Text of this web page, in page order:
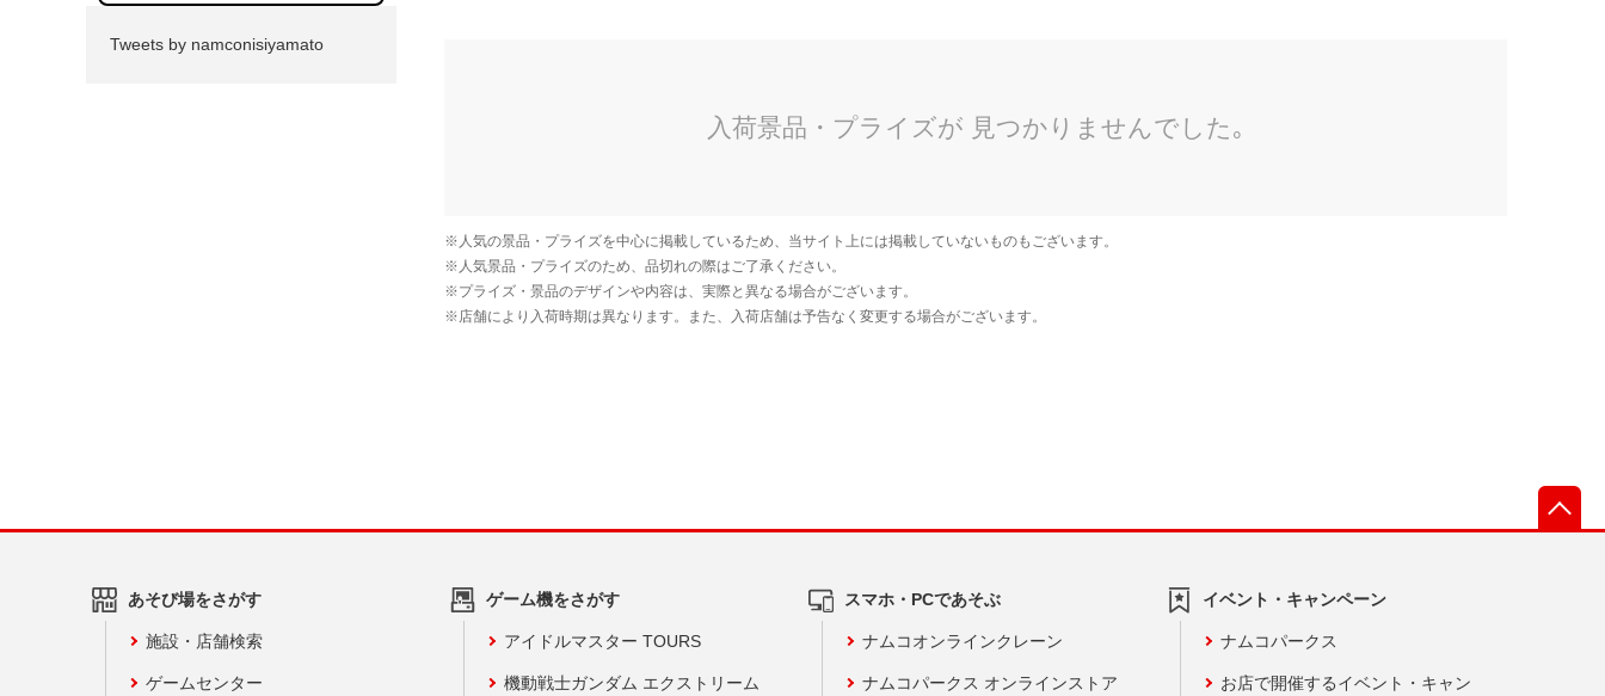
Tweets by namconisiyamato
あそび場をさがす
施設・店舗検索
ゲームセンター
ゲーム機をさがす
アイドルマスター TOURS
機動戦士ガンダム エクストリーム
スマホ・PCであそぶ
ナムコオンラインクレーン
ナムコパークス オンラインストア
イベント・キャンペーン
ナムコパークス
お店で開催するイベント・キャン